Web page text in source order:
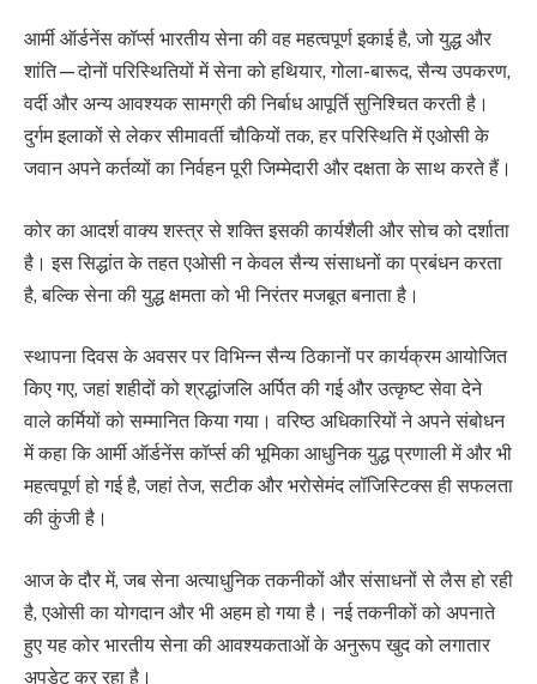
आर्मी ऑर्डनेंस कॉर्प्स भारतीय सेना की वह महत्वपूर्ण इकाई है, जो युद्ध और
शांति—दोनों परिस्थितियों में सेना को हथियार, गोला-बारूद, सैन्य उपकरण,
वर्दी और अन्य आवश्यक सामग्री की निर्बाध आपूर्ति सुनिश्चित करती है।
दुर्गम इलाकों से लेकर सीमावर्ती चौकियों तक, हर परिस्थिति में एओसी के
जवान अपने कर्तव्यों का निर्वहन पूरी जिम्मेदारी और दक्षता के साथ करते हैं।
कोर का आदर्श वाक्य शस्त्र से शक्ति इसकी कार्यशैली और सोच को दर्शाता
है। इस सिद्धांत के तहत एओसी न केवल सैन्य संसाधनों का प्रबंधन करता
है, बल्कि सेना की युद्ध क्षमता को भी निरंतर मजबूत बनाता है।
स्थापना दिवस के अवसर पर विभिन्न सैन्य ठिकानों पर कार्यक्रम आयोजित
किए गए, जहां शहीदों को श्रद्धांजलि अर्पित की गई और उत्कृष्ट सेवा देने
वाले कर्मियों को सम्मानित किया गया। वरिष्ठ अधिकारियों ने अपने संबोधन
में कहा कि आर्मी ऑर्डनेंस कॉर्प्स की भूमिका आधुनिक युद्ध प्रणाली में और भी
महत्वपूर्ण हो गई है, जहां तेज, सटीक और भरोसेमंद लॉजिस्टिक्स ही सफलता
की कुंजी है।
आज के दौर में, जब सेना अत्याधुनिक तकनीकों और संसाधनों से लैस हो रही
है, एओसी का योगदान और भी अहम हो गया है। नई तकनीकों को अपनाते
हुए यह कोर भारतीय सेना की आवश्यकताओं के अनुरूप खुद को लगातार
अपडेट कर रहा है।